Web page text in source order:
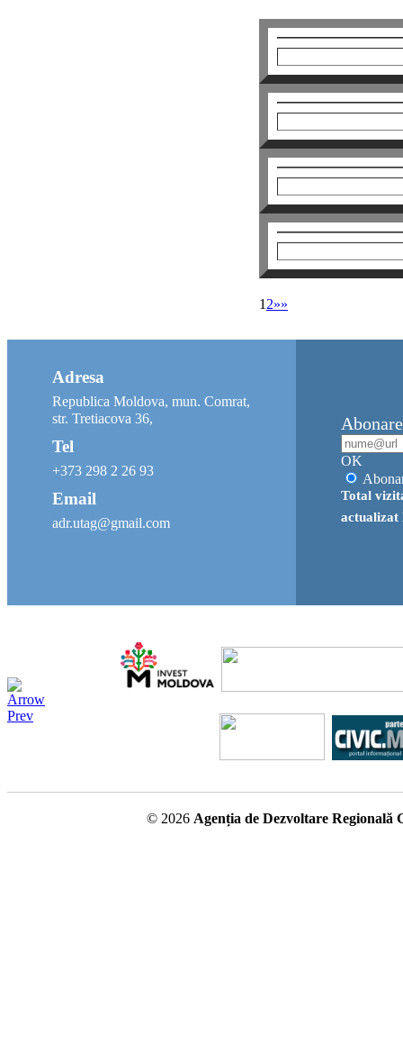
1 2»»
Adresa
Republica Moldova, mun. Comrat,
str. Tretiacova 36,
Tel
+373 298 2 26 93
Email
adr.utag@gmail.com
OK
Total
© 2026 Agenția de Dezvoltare Regională